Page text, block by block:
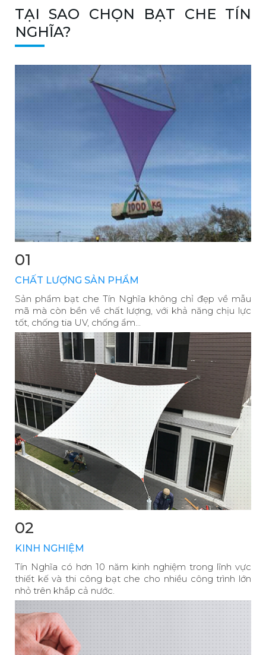
TẠI SAO CHỌN BẠT CHE TÍN
NGHĨA?
01
CHẤT LƯỢNG SẢN PHẨM
Sản phẩm bạt che Tín Nghĩa không chỉ đẹp về mẫu
mã mà còn bền về chất lượng, với khả năng chịu lực
tốt, chống tia UV, chống ẩm...
02
KINH NGHIỆM
Tín Nghĩa có hơn 10 năm kinh nghiệm trong lĩnh vực
thiết kế và thi công bạt che cho nhiều công trình lớn
nhỏ trên khắp cả nước.